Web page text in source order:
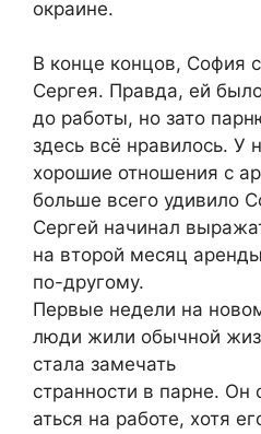
окраине.
В конце концов, София
Сергея. Правда, ей
до работы, но зато
здесь всё нравилось. У
хорошие отношения с
больше всего удивило
Сергей начинал
на второй месяц
по-другому.
Первые недели на
люди жили обычной
стала замечать
странности в парне.
аться на работе, хотя